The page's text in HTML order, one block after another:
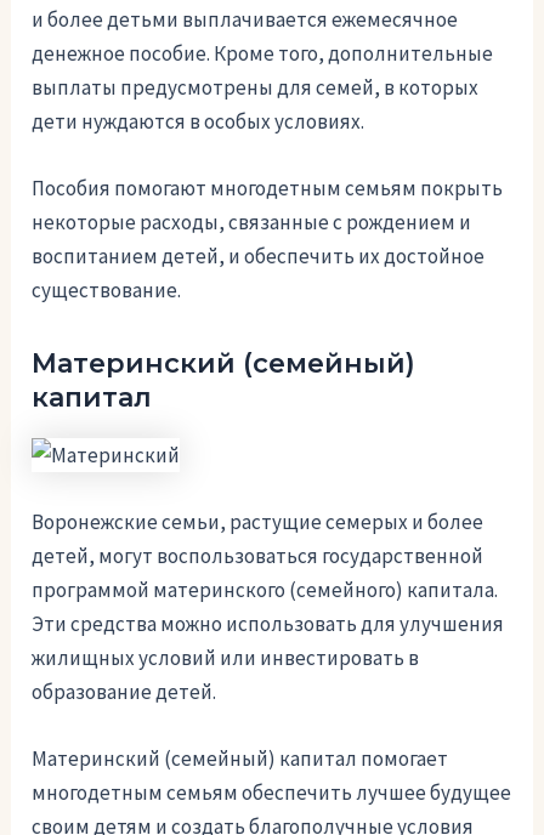
и более детьми выплачивается ежемесячное
денежное пособие. Кроме того, дополнительные
выплаты предусмотрены для семей, в которых
дети нуждаются в особых условиях.
Пособия помогают многодетным семьям покрыть
некоторые расходы, связанные с рождением и
воспитанием детей, и обеспечить их достойное
существование.
Материнский (семейный)
капитал
Воронежские семьи, растущие семерых и более
детей, могут воспользоваться государственной
программой материнского (семейного) капитала.
Эти средства можно использовать для улучшения
жилищных условий или инвестировать в
образование детей.
Материнский (семейный) капитал помогает
многодетным семьям обеспечить лучшее будущее
своим детям и создать благополучные условия